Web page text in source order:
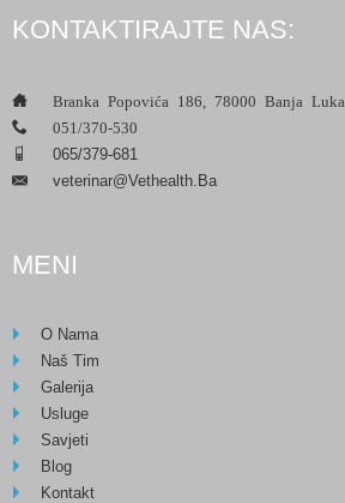
KONTAKTIRAJTE NAS:
Branka Popovića 186, 78000 Banja Luka
051/370-530
065/379-681
Veterinar@vethealth.ba
MENI
O Nama
Naš Tim
Galerija
Usluge
Savjeti
Blog
Kontakt